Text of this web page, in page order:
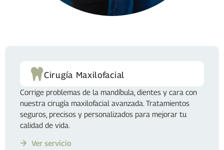
Cirugía Maxilofacial
Corrige problemas de la mandíbula, dientes y cara con
nuestra cirugía maxilofacial avanzada. Tratamientos
seguros, precisos y personalizados para mejorar tu
calidad de vida.
Ver servicio